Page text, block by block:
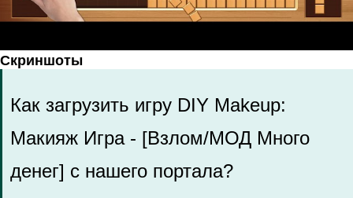
Скриншоты
Как загрузить игру DIY Makeup:
Макияж Игрa - [Взлом/МОД Много
денег] с нашего портала?